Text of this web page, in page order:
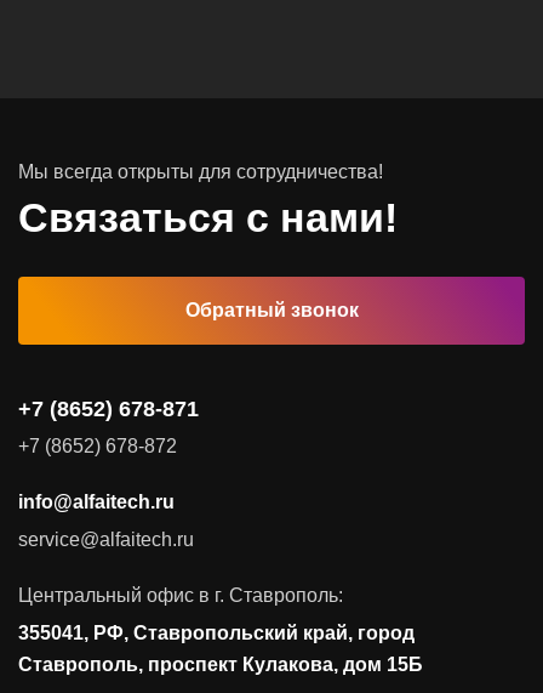
Автоматизированные рабочие места
Видеоконференцсвязь
Поставка продуктов для резервного копирования данных
Соответствие требованиям и стандартам
Антивирусная защита
Управление доступом
Сетевая безопасность
Мы всегда открыты для сотрудничества!
Связаться с нами!
Обратный звонок
+7 (8652) 678-871
+7 (8652) 678-872
info@alfaitech.ru
service@alfaitech.ru
Центральный офис в г. Ставрополь:
355041, РФ, Ставропольский край, город
Ставрополь, проспект Кулакова, дом 15Б